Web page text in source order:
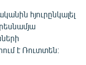
հյուրընկալել
է Ռուտտեն։